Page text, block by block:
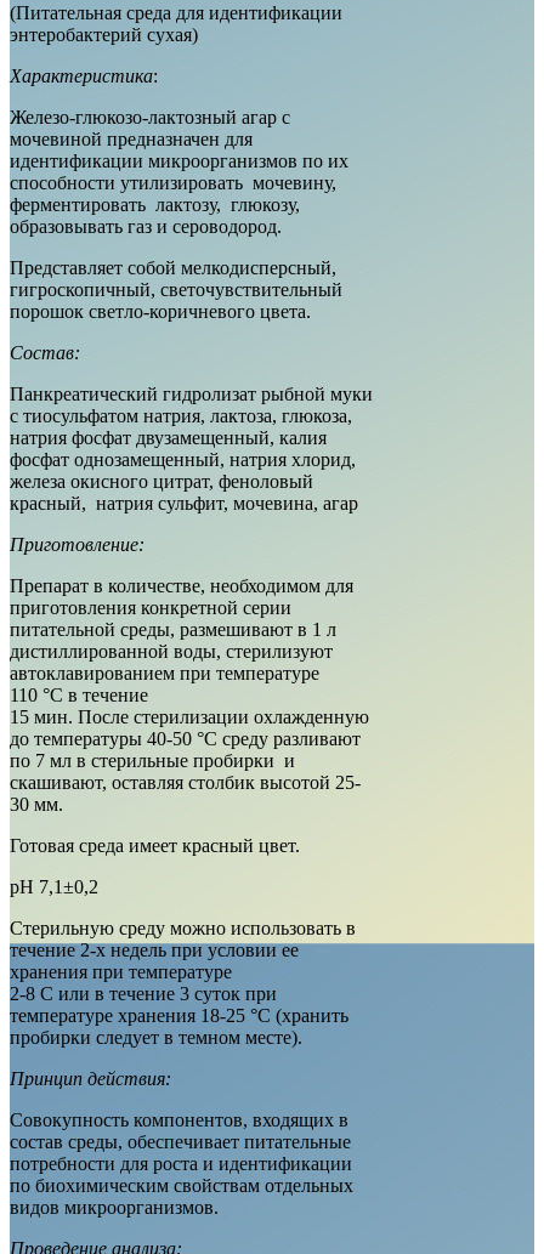
(Питательная среда для идентификации
энтеробактерий сухая)
Характеристика:
Железо-глюкозо-лактозный агар с
мочевиной предназначен для
идентификации микроорганизмов по их
способности утилизировать мочевину,
ферментировать лактозу, глюкозу,
образовывать газ и сероводород.
Представляет собой мелкодисперсный,
гигроскопичный, светочувствительный
порошок светло-коричневого цвета.
Состав:
Панкреатический гидролизат рыбной муки
с тиосульфатом натрия, лактоза, глюкоза,
натрия фосфат двузамещенный, калия
фосфат однозамещенный, натрия хлорид,
железа окисного цитрат, феноловый
красный, натрия сульфит, мочевина, агар
Приготовление:
Препарат в количестве, необходимом для
приготовления конкретной серии
питательной среды, размешивают в 1 л
дистиллированной воды, стерилизуют
автоклавированием при температуре
110 °С в течение
15 мин. После стерилизации охлажденную
до температуры 40-50 °С среду разливают
по 7 мл в стерильные пробирки и
скашивают, оставляя столбик высотой 25-
30 мм.
Готовая среда имеет красный цвет.
рН 7,1±0,2
Стерильную среду можно использовать в
течение 2-х недель при условии ее
хранения при температуре
2-8 C или в течение 3 суток при
температуре хранения 18-25 °С (хранить
пробирки следует в темном месте).
Принцип действия:
Совокупность компонентов, входящих в
состав среды, обеспечивает питательные
потребности для роста и идентификации
по биохимическим свойствам отдельных
видов микроорганизмов.
Проведение анализа: